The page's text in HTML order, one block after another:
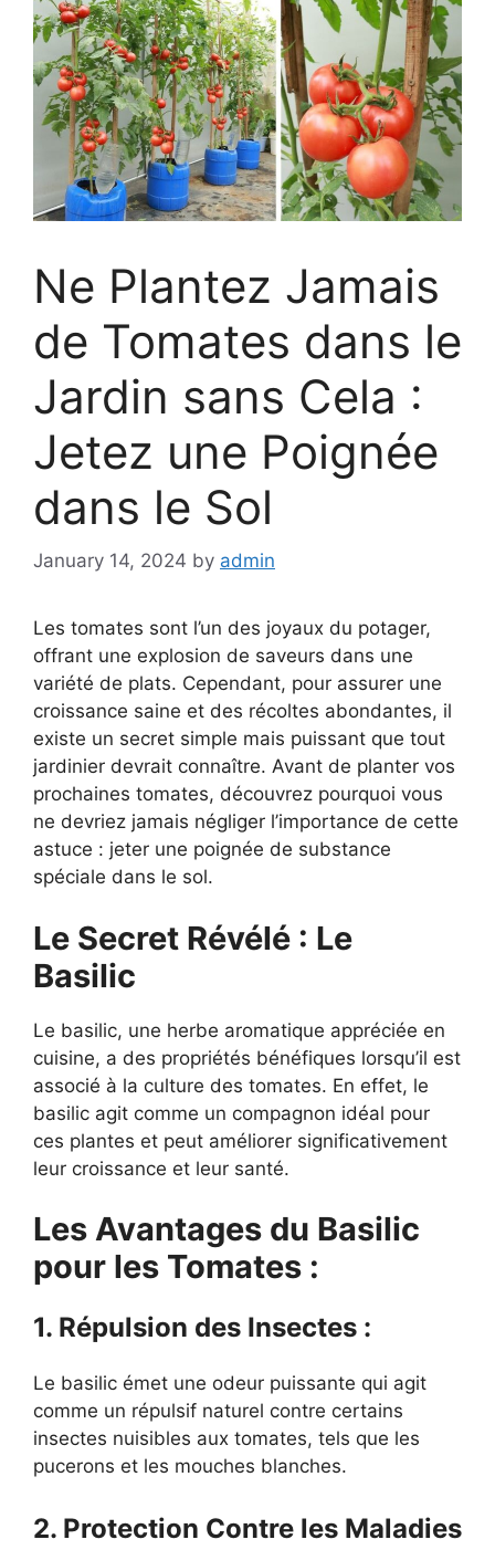
Ne Plantez Jamais
de Tomates dans le
Jardin sans Cela :
Jetez une Poignée
dans le Sol
January 14, 2024 by admin
Les tomates sont l’un des joyaux du potager,
offrant une explosion de saveurs dans une
variété de plats. Cependant, pour assurer une
croissance saine et des récoltes abondantes, il
existe un secret simple mais puissant que tout
jardinier devrait connaître. Avant de planter vos
prochaines tomates, découvrez pourquoi vous
ne devriez jamais négliger l’importance de cette
astuce : jeter une poignée de substance
spéciale dans le sol.
Le Secret Révélé : Le
Basilic
Le basilic, une herbe aromatique appréciée en
cuisine, a des propriétés bénéfiques lorsqu’il est
associé à la culture des tomates. En effet, le
basilic agit comme un compagnon idéal pour
ces plantes et peut améliorer significativement
leur croissance et leur santé.
Les Avantages du Basilic
pour les Tomates :
1. Répulsion des Insectes :
Le basilic émet une odeur puissante qui agit
comme un répulsif naturel contre certains
insectes nuisibles aux tomates, tels que les
pucerons et les mouches blanches.
2. Protection Contre les Maladies